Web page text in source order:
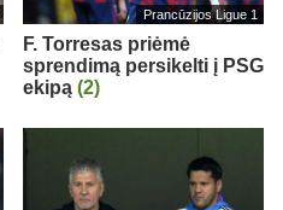
Prancūzijos Ligue 1
F. Torresas priėmė
sprendimą persikelti į PSG
ekipą (2)